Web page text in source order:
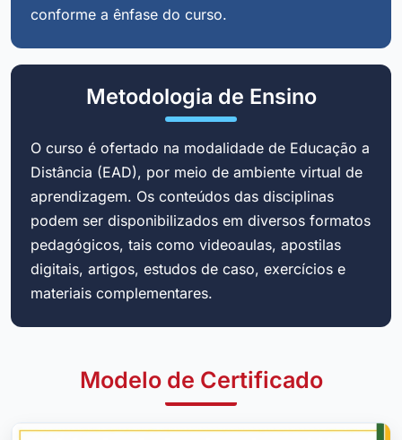
conforme a ênfase do curso.
Metodologia de Ensino
O curso é ofertado na modalidade de Educação a
Distância (EAD), por meio de ambiente virtual de
aprendizagem. Os conteúdos das disciplinas
podem ser disponibilizados em diversos formatos
pedagógicos, tais como videoaulas, apostilas
digitais, artigos, estudos de caso, exercícios e
materiais complementares.
Modelo de Certificado